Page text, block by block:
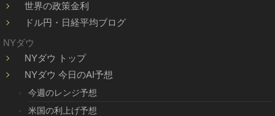
世界の政策金利
ドル円・日経平均ブログ
NYダウ
NYダウ トップ
NYダウ 今日のAI予想
今週のレンジ予想
米国の利上げ予想